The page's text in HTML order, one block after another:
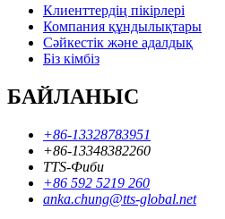
Клиенттердің пікірлері
Компания құндылықтары
Сәйкестік және адалдық
Біз кімбіз
БАЙЛАНЫС
+86-13328783951
+86-13348382260
TTS-Фиби
+86 592 5219 260
anka.chung@tts-global.net